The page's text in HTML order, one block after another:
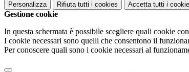
Personalizza Rifiuta tutti i cookies Accetta tutti i
Gestione cookie
In questa schermata è possibile scegliere quali cookie
I cookie necessari sono quelli che consentono il
Per conoscere quali sono i cookie necessari al